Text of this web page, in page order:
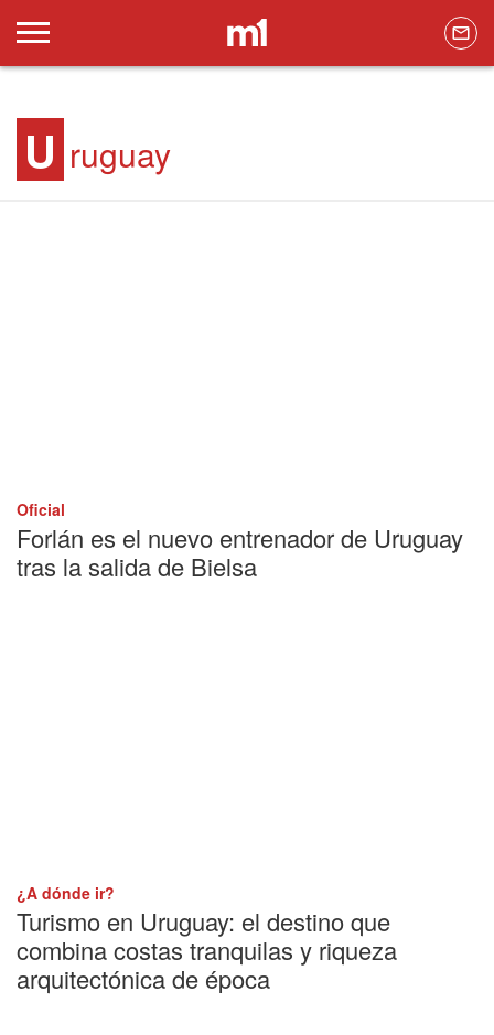
U ruguay
Oficial
Forlán es el nuevo entrenador de Uruguay
tras la salida de Bielsa
¿A dónde ir?
Turismo en Uruguay: el destino que
combina costas tranquilas y riqueza
arquitectónica de época